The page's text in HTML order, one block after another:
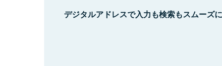
デジタルアドレスで入力も検索もスムーズ